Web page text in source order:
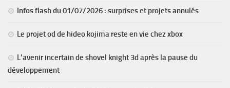
Infos flash du 01/07/2026 : surprises et projets annulés
Le projet od de hideo kojima reste en vie chez xbox
L’avenir incertain de shovel knight 3d après la pause du
développement